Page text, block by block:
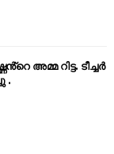
അമ്മ റിട്ട. ടീച്ചർ
.